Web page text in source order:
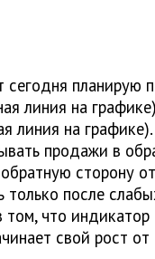
планирую
линия на
линия на
продажи в
сторону
только после
том, что
свой рост от